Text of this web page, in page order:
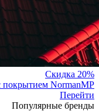
Скидка 20%
покрытием NormanMP
Перейти
Популярные бренды